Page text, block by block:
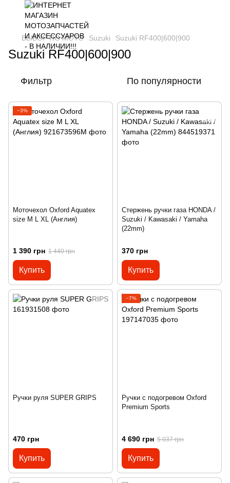
ВЫБОР ПО МОТО Suzuki Suzuki RF400|600|900
Suzuki RF400|600|900
Фильтр По популярности
−3%
Моточехол Oxford Aquatex
size M L XL (Англия)
1 390 грн 1 440 грн
Купить
Стержень ручки газа HONDA /
Suzuki / Kawasaki / Yamaha
(22mm)
370 грн
Купить
Ручки руля SUPER GRIPS
470 грн
Купить
−7%
Ручки с подогревом Oxford
Premium Sports
4 690 грн 5 037 грн
Купить